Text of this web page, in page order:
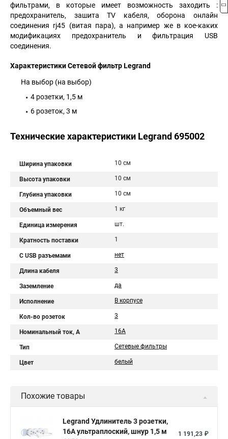
фильтрами, в которые имеет возможность заходить :
предохранитель, зашита TV кабеля, оборона онлайн
соединения rj45 (витая пара), а например же в кое-каких
модификациях предохранитель и фильтрация USB
соединения.
Характеристики Сетевой фильтр Legrand
На выбор (на выбор)
4 розетки, 1,5 м
6 розеток, 3 м
Технические характеристики Legrand 695002
Ширина упаковки 10 см
Высота упаковки 10 см
Глубина упаковки 10 см
Объемный вес 1 кг
Единица измерения шт.
Кратность поставки 1
C USB разъемами нет
Длина кабеля 3
Заземление да
Исполнение В корпусе
Кол-во розеток 3
Номинальный ток, А 16A
Тип Сетевые фильтры
Цвет белый
Похожие товары
Legrand Удлинитель 3 розетки,
16А ультраплоский, шнур 1,5 м
1 191,23 ₽